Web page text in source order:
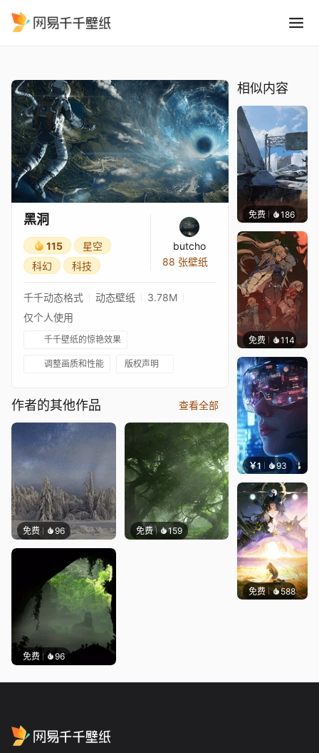
黑洞
115
星空
科幻
科技
butcho
88 张壁纸
千千动态格式 动态壁纸
3.78M
仅个人使用
千千壁纸的惊艳效果
调整画质和性能 版权声明
作者的其他作品 查看全部
免费 96 免费 159
免费 96
相似内容
免费 186
免费 114Nesu
￥1 93 叮叮
免费 588小鬼